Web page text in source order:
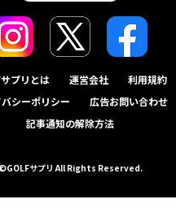
プリとは 運営会社
利用規約
シーポリシー
広告お問い合わせ
記事通知の解除方法
©GOLFサプリ All Rights Reserved.